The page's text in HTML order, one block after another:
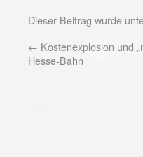
Dieser Beitrag wurde
← Kostenexplosion und
Hesse-Bahn